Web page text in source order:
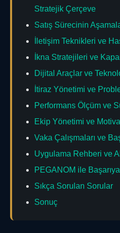
Stratejik Çerçeve
Satış Sürecinin
İletişim Teknikleri ve
İkna Stratejileri ve
Dijital Araçlar ve
İtiraz Yönetimi ve
Performans Ölçüm ve
Ekip Yönetimi ve
Vaka Çalışmaları ve
Uygulama Rehberi ve
PEGANOM ile
Sıkça Sorulan Sorular
Sonuç